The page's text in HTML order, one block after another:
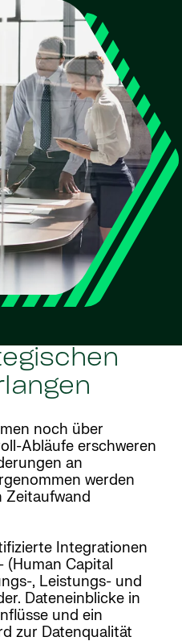
noch über
Abläufe erschweren
an
werden
Zeitaufwand
Integrationen
(Human Capital
, Leistungs- und
Dateneinblicke in
und ein
zur Datenqualität